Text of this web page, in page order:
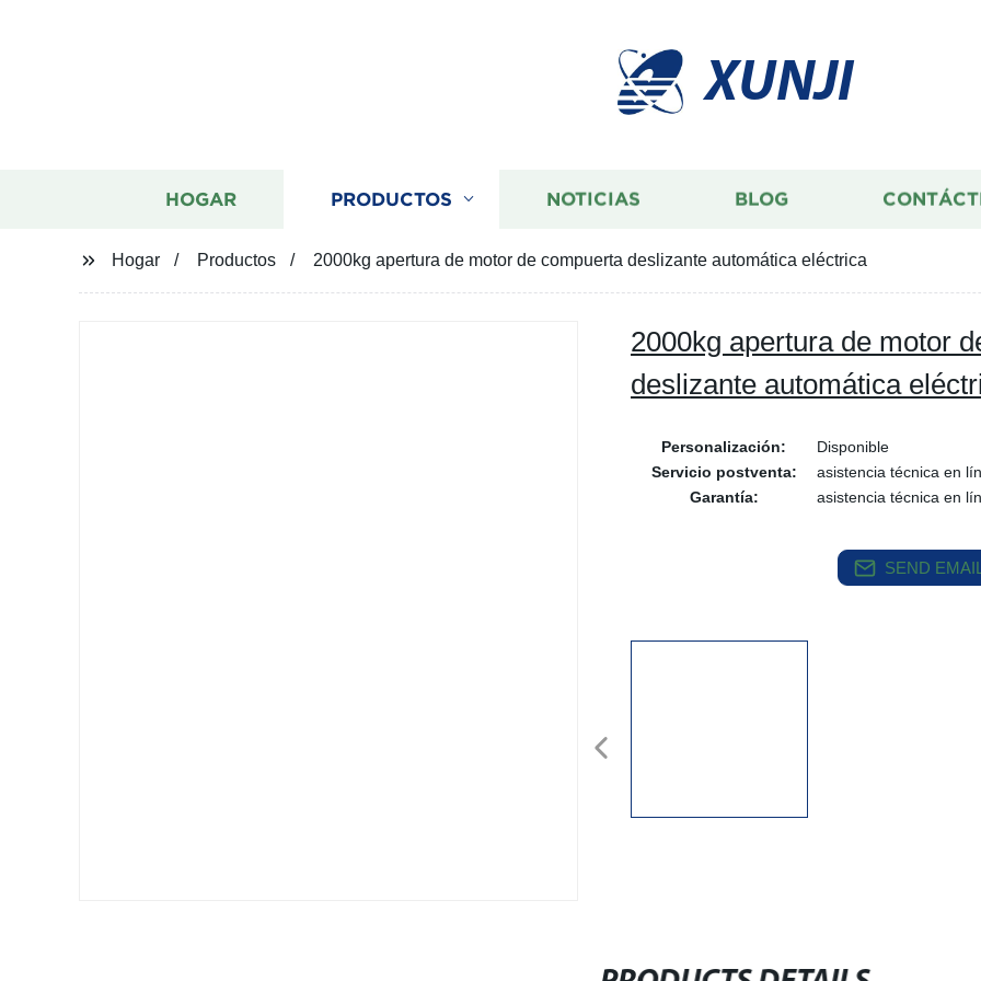
XUNJI
HOGAR PRODUCTOS NOTICIAS BLOG
Hogar Productos 2000kg apertura de motor de compuerta deslizante automática eléctrica
2000kg apertura de motor
deslizante automática
Personalización:
Disponible
Servicio postventa:
asistencia técnica en
Garantía:
asistencia técnica en
SEND